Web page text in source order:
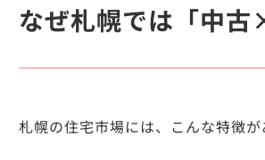
なぜ札幌では「中
札幌の住宅市場には、こんな特徴が